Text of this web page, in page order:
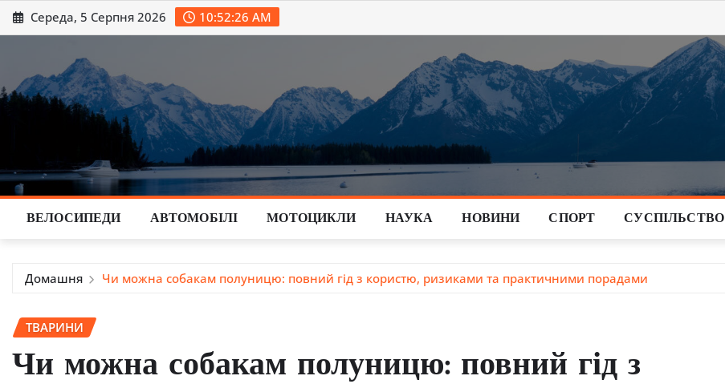
Перейти
до
Середа, 5 Серпня 2026 10:52:27 AM
ВЕЛОСИПЕДИ АВТОМОБІЛІ МОТОЦИКЛИ НАУКА НОВИНИ СПОРТ СУСПІЛЬСТВО
Домашня Чи можна собакам полуницю: повний гід з користю, ризиками та практичними порадами
ТВАРИНИ
Чи можна собакам полуницю: повний гід з